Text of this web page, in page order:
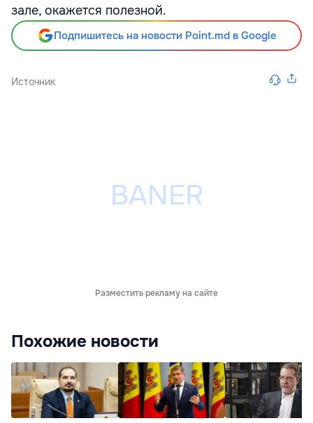
зале, окажется полезной.
Подпишитесь на новости Point.md в Google
Источник
Разместить рекламу на сайте
Похожие новости